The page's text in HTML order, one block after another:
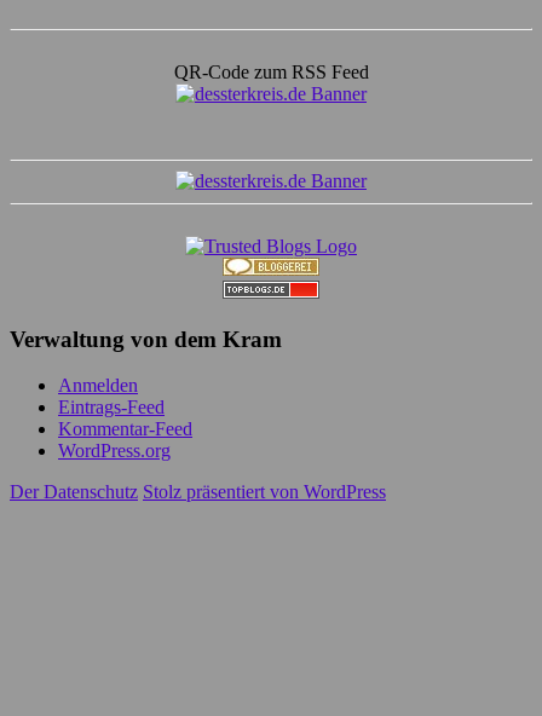
QR-Code zum RSS Feed
Verwaltung von dem Kram
Anmelden
Eintrags-Feed
Kommentar-Feed
WordPress.org
Der Datenschutz Stolz präsentiert von WordPress